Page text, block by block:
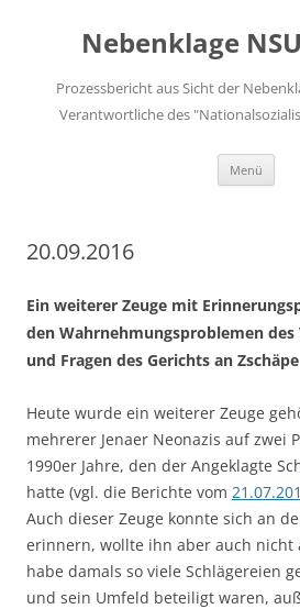
springenNebenklage
Prozessbericht aus Sicht der
Verantwortliche des
Menü
20.09.2016
Ein weiterer Zeuge mit
den Wahrnehmungsproblemen des
und Fragen des Gerichts an Zschäpe
Heute wurde ein weiterer Zeuge
mehrerer Jenaer Neonazis auf zwei
1990er Jahre, den der Angeklagte
hatte (vgl. die Berichte vom
Auch dieser Zeuge konnte sich an
erinnern, wollte ihn aber auch nicht
habe damals so viele Schlägereien
und sein Umfeld beteiligt waren,